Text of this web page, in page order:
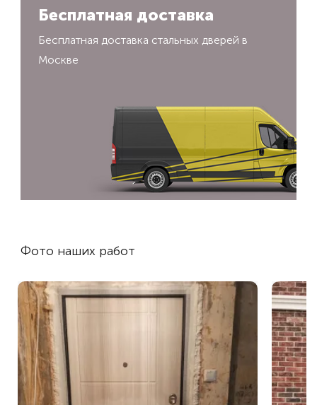
Бесплатная доставка
Бесплатная доставка стальных дверей в
Москве
Фото наших работ